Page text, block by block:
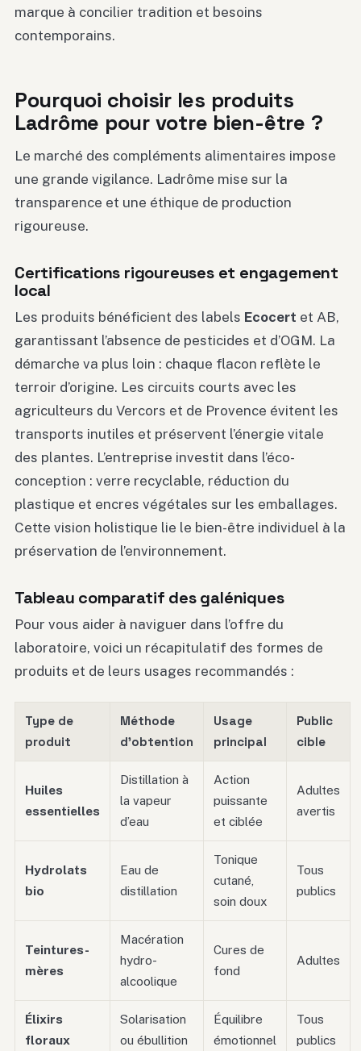
marque à concilier tradition et besoins
contemporains.
Pourquoi choisir les produits
Ladrôme pour votre bien-être ?
Le marché des compléments alimentaires impose
une grande vigilance. Ladrôme mise sur la
transparence et une éthique de production
rigoureuse.
Certifications rigoureuses et engagement
local
Les produits bénéficient des labels Ecocert et AB,
garantissant l’absence de pesticides et d’OGM. La
démarche va plus loin : chaque flacon reflète le
terroir d’origine. Les circuits courts avec les
agriculteurs du Vercors et de Provence évitent les
transports inutiles et préservent l’énergie vitale
des plantes. L’entreprise investit dans l’éco-
conception : verre recyclable, réduction du
plastique et encres végétales sur les emballages.
Cette vision holistique lie le bien-être individuel à la
préservation de l’environnement.
Tableau comparatif des galéniques
Pour vous aider à naviguer dans l’offre du
laboratoire, voici un récapitulatif des formes de
produits et de leurs usages recommandés :
Type de
produit
Méthode
d’obtention
Usage
principal
Public
cible
Huiles
essentielles
Distillation à
la vapeur
d’eau
Action
puissante
et ciblée
Adultes
avertis
Hydrolats
bio
Eau de
distillation
Tonique
cutané,
soin doux
Tous
publics
Teintures-
mères
Macération
hydro-
alcoolique
Cures de
fond
Adultes
Élixirs
floraux
Solarisation
ou ébullition
Équilibre
émotionnel
Tous
publics